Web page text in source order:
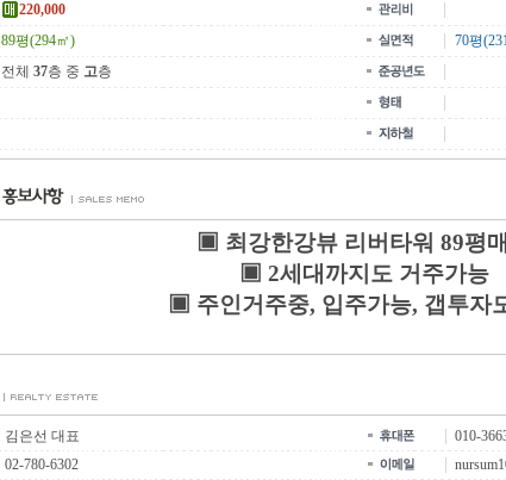
220,000
89평(294㎡)
70평
전체 37층 중 고층
▣ 최강한강뷰 리버타워 89평
▣ 2세대까지도 거주가능
▣ 주인거주중, 입주가능, 갭투자
김은선 대표
010-
02-780-6302